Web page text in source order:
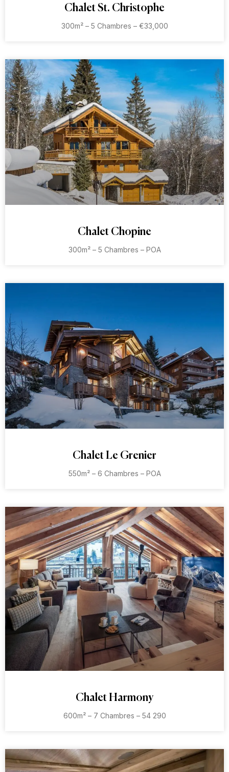
Chalet St. Christophe
300m² – 5 Chambres – €33,000
Chalet Chopine
300m² – 5 Chambres – POA
Chalet Le Grenier
550m² – 6 Chambres – POA
Chalet Harmony
600m² – 7 Chambres – 54 290